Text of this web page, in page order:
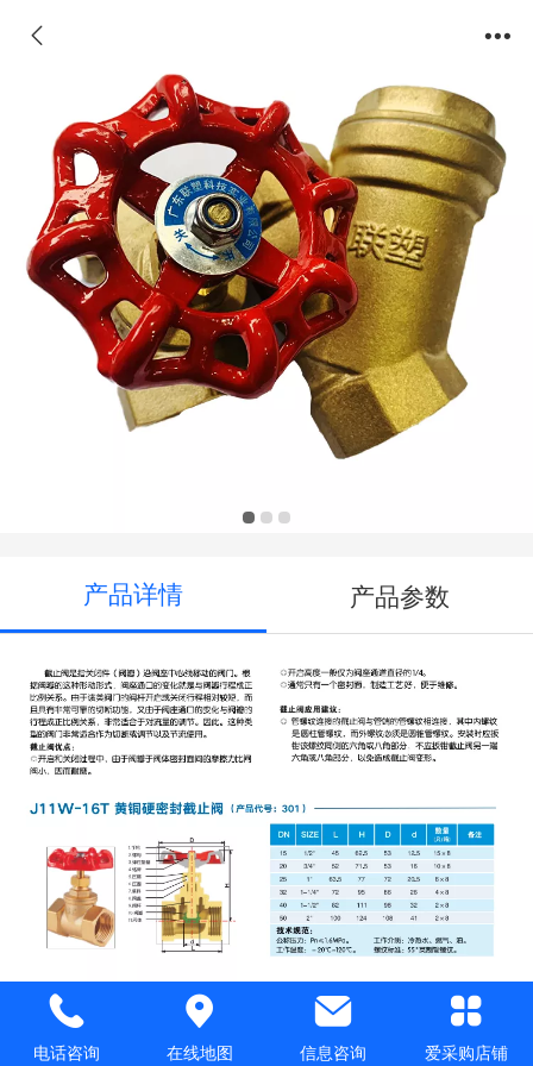
产品详情 产品参数
推荐产品
电话咨询 在线地图 信息咨询 爱采购店铺